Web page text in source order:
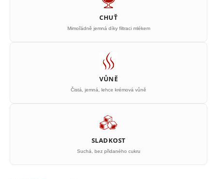
CHUŤ
Mimořádně jemná díky filtraci mlékem
VŮNĚ
Čistá, jemná, lehce krémová vůně
SLADKOST
Suchá, bez přidaného cukru